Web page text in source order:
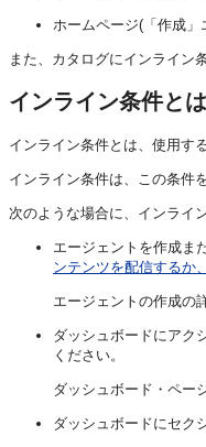
ホームページ(「作成」
また、カタログにインライン
インライン条件とは
インライン条件とは、使用す
インライン条件は、この条件
次のような場合に、インライ
エージェントを作成ま
ンテンツを配信するか
エージェントの作成の
ダッシュボードにアク
ください。
ダッシュボード・ペー
ダッシュボードにセク